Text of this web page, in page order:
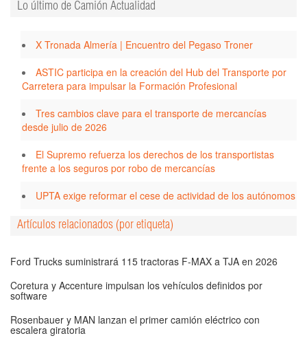
Lo último de Camión Actualidad
X Tronada Almería | Encuentro del Pegaso Troner
ASTIC participa en la creación del Hub del Transporte por
Carretera para impulsar la Formación Profesional
Tres cambios clave para el transporte de mercancías
desde julio de 2026
El Supremo refuerza los derechos de los transportistas
frente a los seguros por robo de mercancías
UPTA exige reformar el cese de actividad de los autónomos
Artículos relacionados (por etiqueta)
Ford Trucks suministrará 115 tractoras F-MAX a TJA en 2026
Coretura y Accenture impulsan los vehículos definidos por
software
Rosenbauer y MAN lanzan el primer camión eléctrico con
escalera giratoria